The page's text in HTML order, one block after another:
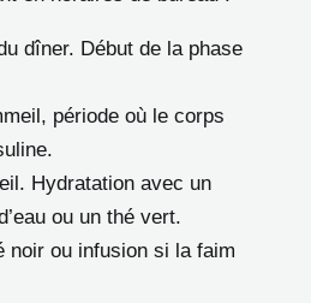
dîner. Début de la phase
période où le corps
Hydratation avec un
ou un thé vert.
noir ou infusion si la faim